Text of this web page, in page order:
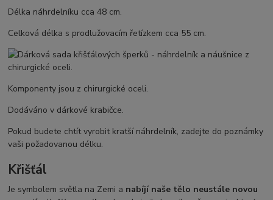
Délka náhrdelníku cca 48 cm.
Celková délka s prodlužovacím řetízkem cca 55 cm.
Komponenty jsou z chirurgické oceli.
Dodáváno v dárkové krabičce.
Pokud budete chtít vyrobit kratší náhrdelník, zadejte do poznámky
vaši požadovanou délku.
Křišťál
Je symbolem světla na Zemi a nabíjí naše tělo neustále novou